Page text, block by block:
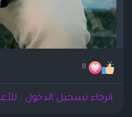
8
الرجاء تسجيل الدخول ,